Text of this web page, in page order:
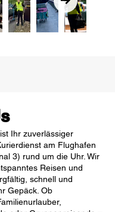
Ihr zuverlässiger
am Flughafen
3) rund um die Uhr. Wir
Reisen und
schnell und
Gepäck. Ob